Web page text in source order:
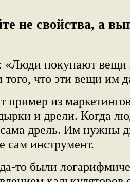
не свойства, а
«Люди покупают вещи
того, что эти вещи им
пример из
и дрели. Когда
дрель. Им нужны
сам инструмент.
то были